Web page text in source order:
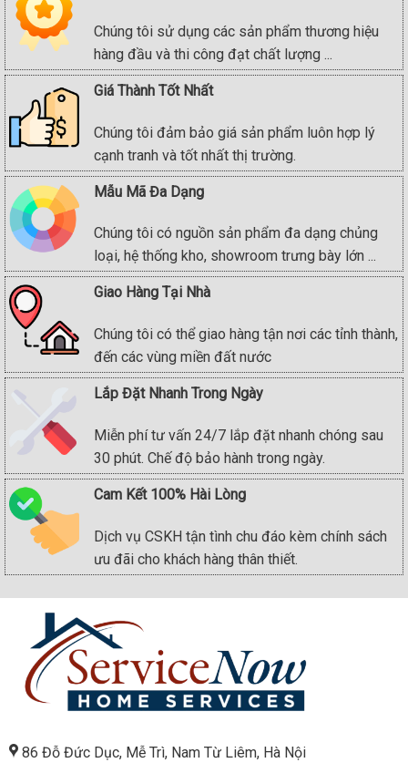
Chúng tôi sử dụng các sản phẩm thương hiệu
hàng đầu và thi công đạt chất lượng ...
Giá Thành Tốt Nhất
Chúng tôi đảm bảo giá sản phẩm luôn hợp lý
cạnh tranh và tốt nhất thị trường.
Mẫu Mã Đa Dạng
Chúng tôi có nguồn sản phẩm đa dạng chủng
loại, hệ thống kho, showroom trưng bày lớn ...
Giao Hàng Tại Nhà
Chúng tôi có thể giao hàng tận nơi các tỉnh thành,
đến các vùng miền đất nước
Lắp Đặt Nhanh Trong Ngày
Miễn phí tư vấn 24/7 lắp đặt nhanh chóng sau
30 phút. Chế độ bảo hành trong ngày.
Cam Kết 100% Hài Lòng
Dịch vụ CSKH tận tình chu đáo kèm chính sách
ưu đãi cho khách hàng thân thiết.
86 Đỗ Đức Dục, Mễ Trì, Nam Từ Liêm, Hà Nội